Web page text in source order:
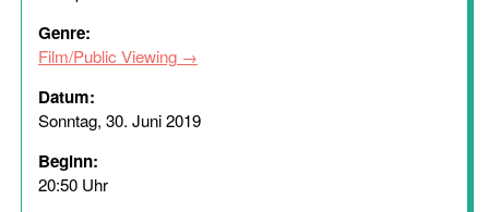
Genre:
Film/Public Viewing
Datum:
Sonntag, 30. Juni 2019
Beginn:
20:50 Uhr